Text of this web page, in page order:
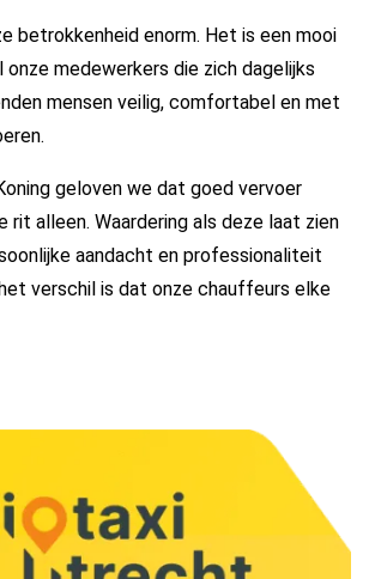
betrokkenheid enorm. Het is een mooi
onze medewerkers die zich dagelijks
mensen veilig, comfortabel en met
geloven we dat goed vervoer
rit alleen. Waardering als deze laat zien
aandacht en professionaliteit
verschil is dat onze chauffeurs elke